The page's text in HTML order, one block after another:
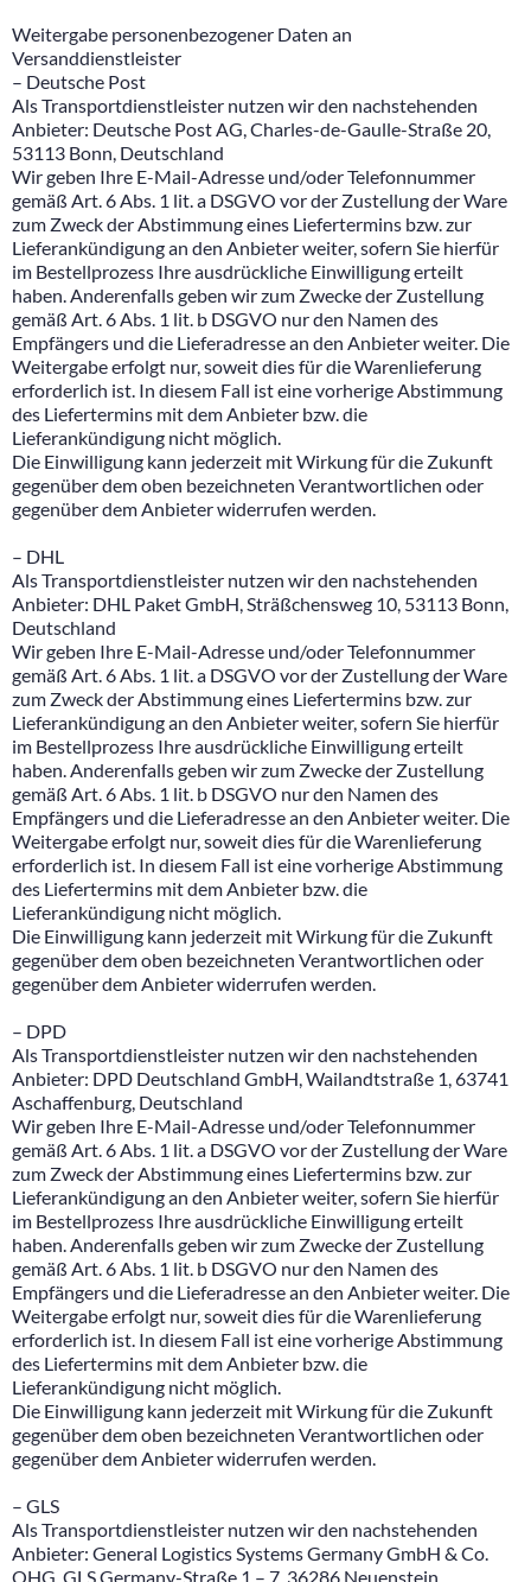
Weitergabe personenbezogener Daten an
Versanddienstleister
– Deutsche Post
Als Transportdienstleister nutzen wir den nachstehenden
Anbieter: Deutsche Post AG, Charles-de-Gaulle-Straße 20,
53113 Bonn, Deutschland
Wir geben Ihre E-Mail-Adresse und/oder Telefonnummer
gemäß Art. 6 Abs. 1 lit. a DSGVO vor der Zustellung der Ware
zum Zweck der Abstimmung eines Liefertermins bzw. zur
Lieferankündigung an den Anbieter weiter, sofern Sie hierfür
im Bestellprozess Ihre ausdrückliche Einwilligung erteilt
haben. Anderenfalls geben wir zum Zwecke der Zustellung
gemäß Art. 6 Abs. 1 lit. b DSGVO nur den Namen des
Empfängers und die Lieferadresse an den Anbieter weiter. Die
Weitergabe erfolgt nur, soweit dies für die Warenlieferung
erforderlich ist. In diesem Fall ist eine vorherige Abstimmung
des Liefertermins mit dem Anbieter bzw. die
Lieferankündigung nicht möglich.
Die Einwilligung kann jederzeit mit Wirkung für die Zukunft
gegenüber dem oben bezeichneten Verantwortlichen oder
gegenüber dem Anbieter widerrufen werden.
– DHL
Als Transportdienstleister nutzen wir den nachstehenden
Anbieter: DHL Paket GmbH, Sträßchensweg 10, 53113 Bonn,
Deutschland
Wir geben Ihre E-Mail-Adresse und/oder Telefonnummer
gemäß Art. 6 Abs. 1 lit. a DSGVO vor der Zustellung der Ware
zum Zweck der Abstimmung eines Liefertermins bzw. zur
Lieferankündigung an den Anbieter weiter, sofern Sie hierfür
im Bestellprozess Ihre ausdrückliche Einwilligung erteilt
haben. Anderenfalls geben wir zum Zwecke der Zustellung
gemäß Art. 6 Abs. 1 lit. b DSGVO nur den Namen des
Empfängers und die Lieferadresse an den Anbieter weiter. Die
Weitergabe erfolgt nur, soweit dies für die Warenlieferung
erforderlich ist. In diesem Fall ist eine vorherige Abstimmung
des Liefertermins mit dem Anbieter bzw. die
Lieferankündigung nicht möglich.
Die Einwilligung kann jederzeit mit Wirkung für die Zukunft
gegenüber dem oben bezeichneten Verantwortlichen oder
gegenüber dem Anbieter widerrufen werden.
– DPD
Als Transportdienstleister nutzen wir den nachstehenden
Anbieter: DPD Deutschland GmbH, Wailandtstraße 1, 63741
Aschaffenburg, Deutschland
Wir geben Ihre E-Mail-Adresse und/oder Telefonnummer
gemäß Art. 6 Abs. 1 lit. a DSGVO vor der Zustellung der Ware
zum Zweck der Abstimmung eines Liefertermins bzw. zur
Lieferankündigung an den Anbieter weiter, sofern Sie hierfür
im Bestellprozess Ihre ausdrückliche Einwilligung erteilt
haben. Anderenfalls geben wir zum Zwecke der Zustellung
gemäß Art. 6 Abs. 1 lit. b DSGVO nur den Namen des
Empfängers und die Lieferadresse an den Anbieter weiter. Die
Weitergabe erfolgt nur, soweit dies für die Warenlieferung
erforderlich ist. In diesem Fall ist eine vorherige Abstimmung
des Liefertermins mit dem Anbieter bzw. die
Lieferankündigung nicht möglich.
Die Einwilligung kann jederzeit mit Wirkung für die Zukunft
gegenüber dem oben bezeichneten Verantwortlichen oder
gegenüber dem Anbieter widerrufen werden.
– GLS
Als Transportdienstleister nutzen wir den nachstehenden
Anbieter: General Logistics Systems Germany GmbH & Co.
OHG, GLS Germany-Straße 1 – 7, 36286 Neuenstein,